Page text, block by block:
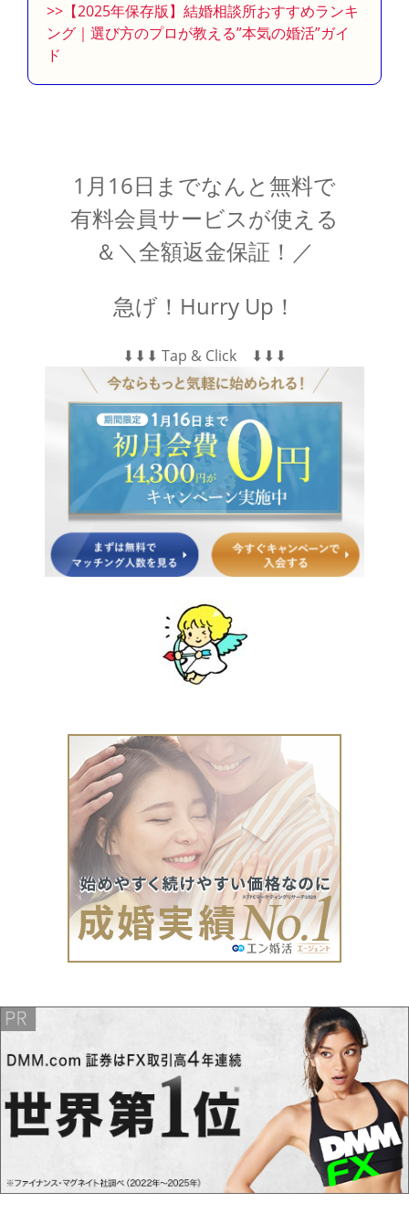
>>【2025年保存版】結婚相談所おすすめランキ
ング｜選び方のプロが教える”本気の婚活”ガイ
ド
1月16日までなんと無料で
有料会員サービスが使える
＆＼全額返金保証！／
急げ！Hurry Up！
⬇︎⬇︎⬇︎ Tap & Click ⬇︎⬇︎⬇︎